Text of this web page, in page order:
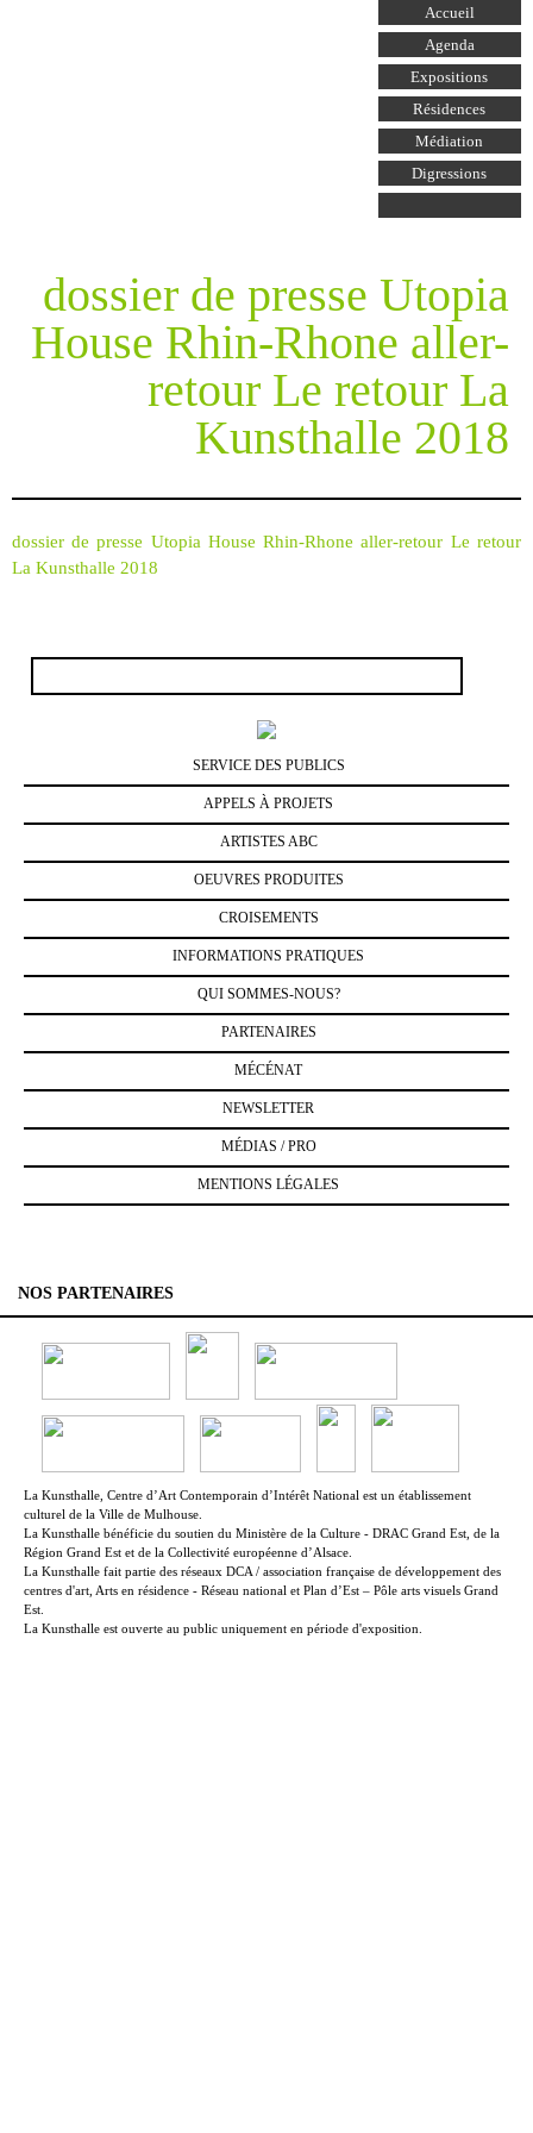
Aller au
contenu
principal
Accueil
Agenda
Expositions
Résidences
Médiation
Digressions
dossier de presse Utopia
House Rhin-Rhone aller-
retour Le retour La
Kunsthalle 2018
dossier de presse Utopia House Rhin-Rhone aller-retour Le retour
La Kunsthalle 2018
SERVICE DES PUBLICS
APPELS À PROJETS
ARTISTES ABC
OEUVRES PRODUITES
CROISEMENTS
INFORMATIONS PRATIQUES
QUI SOMMES-NOUS?
PARTENAIRES
MÉCÉNAT
NEWSLETTER
MÉDIAS / PRO
MENTIONS LÉGALES
NOS PARTENAIRES
La Kunsthalle, Centre d’Art Contemporain d’Intérêt National est un établissement
culturel de la Ville de Mulhouse.
La Kunsthalle bénéficie du soutien du Ministère de la Culture - DRAC Grand Est, de la
Région Grand Est et de la Collectivité européenne d’Alsace.
La Kunsthalle fait partie des réseaux DCA / association française de développement des
centres d'art, Arts en résidence - Réseau national et Plan d’Est – Pôle arts visuels Grand
Est.
La Kunsthalle est ouverte au public uniquement en période d'exposition.